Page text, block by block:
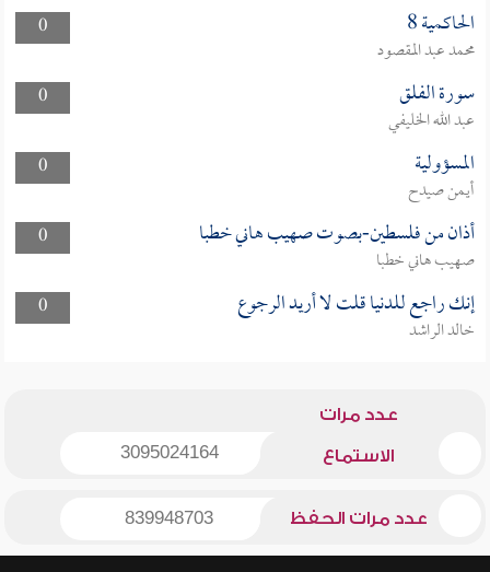
0
الحاكمية 8
محمد عبد المقصود
0
سورة الفلق
عبد الله الخليفي
0
المسؤولية
أيمن صيدح
0
أذان من فلسطين-بصوت صهيب هاني خطبا
صهيب هاني خطبا
0
إنك راجع للدنيا قلت لا أريد الرجوع
خالد الراشد
عدد مرات
الاستماع 3095024164
عدد مرات الحفظ 839948703